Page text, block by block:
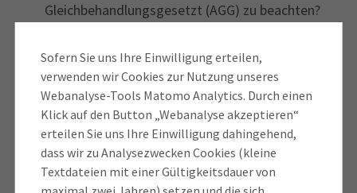
Sofern Sie uns Ihre Einwilligung erteilen,
verwenden wir Cookies zur Nutzung unseres
Webanalyse-Tools Matomo Analytics. Durch einen
Klick auf den Button „Webanalyse akzeptieren“
erteilen Sie uns Ihre Einwilligung dahingehend,
dass wir zu Analysezwecken Cookies (kleine
Textdateien mit einer Gültigkeitsdauer von
Gleichbehandlungsgesetzt (AGG) zu beachten?
Zurück zum Inhalt
Wer im Geschäftsverkehr auftritt, möchte für sein
Unternehmen eine möglichst werbewirksame
Bezeichnung verwenden.Oft besteht jedoch
Unklarheit über denPflichtinhalt von
Geschäftsbriefen. Diese unterliegen anderen